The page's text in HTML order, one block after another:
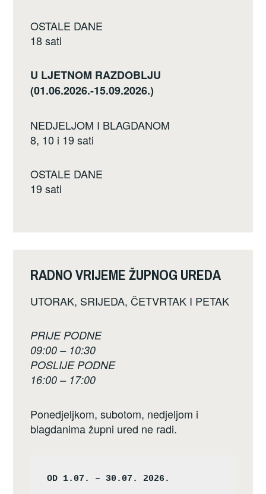
OSTALE DANE
18 sati
U LJETNOM RAZDOBLJU
(01.06.2026.-15.09.2026.)
NEDJELJOM I BLAGDANOM
8, 10 i 19 sati
OSTALE DANE
19 sati
RADNO VRIJEME ŽUPNOG UREDA
UTORAK, SRIJEDA, ČETVRTAK I PETAK
PRIJE PODNE
09:00 – 10:30
POSLIJE PODNE
16:00 – 17:00
Ponedjeljkom, subotom, nedjeljom i
blagdanima župni ured ne radi.
OD 1.07. – 30.07. 2026.